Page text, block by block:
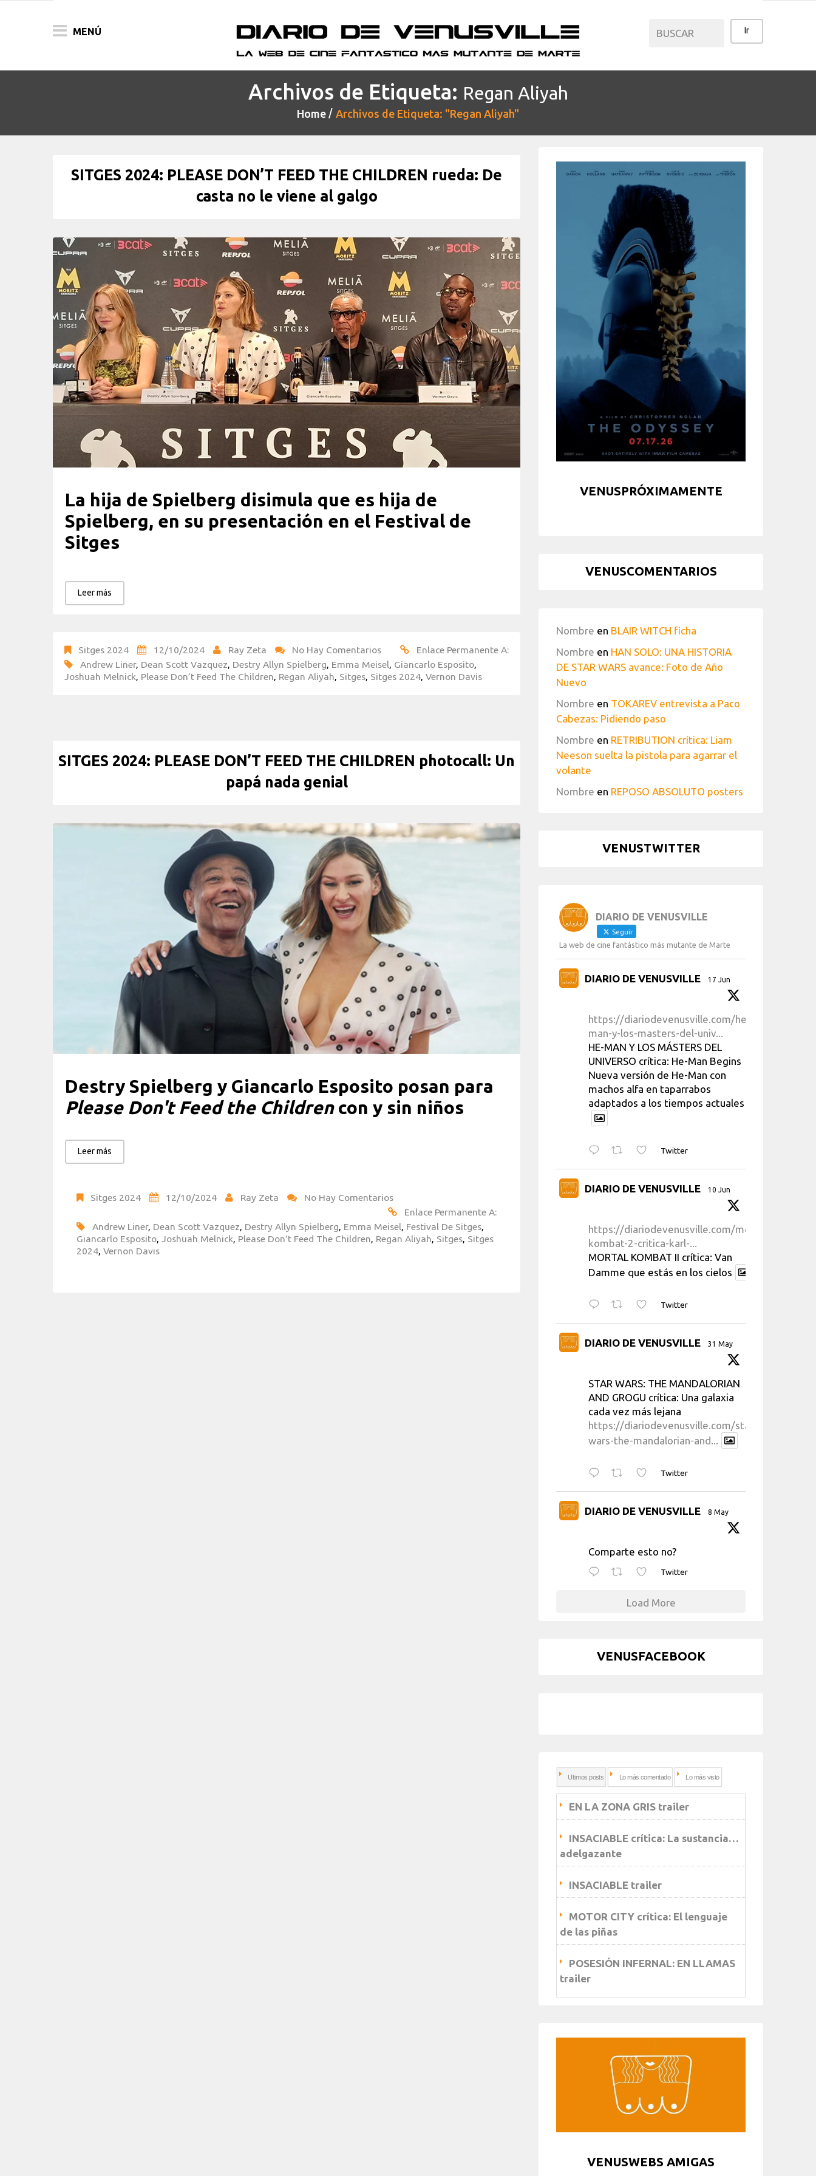
MENÚ
Archivos de Etiqueta: Regan Aliyah
Home Archivos de Etiqueta: "Regan Aliyah"
SITGES 2024: PLEASE DON’T FEED THE CHILDREN rueda: De
casta no le viene al galgo
La hija de Spielberg disimula que es hija de
Spielberg, en su presentación en el Festival de
Sitges
Leer más
Sitges 2024 12/10/2024 Ray Zeta No Hay Comentarios
Enlace Permanente A:
Andrew Liner, Dean Scott Vazquez, Destry Allyn Spielberg, Emma Meisel, Giancarlo Esposito,
Joshuah Melnick, Please Don’t Feed The Children, Regan Aliyah, Sitges, Sitges 2024, Vernon Davis
SITGES 2024: PLEASE DON’T FEED THE CHILDREN photocall: Un
papá nada genial
Destry Spielberg y Giancarlo Esposito posan para
Please Don't Feed the Childrencon y sin niños
Leer más
Sitges 2024 12/10/2024 Ray Zeta
No Hay Comentarios
Enlace Permanente A:
Andrew Liner, Dean Scott Vazquez, Destry Allyn Spielberg, Emma Meisel, Festival De Sitges,
Giancarlo Esposito, Joshuah Melnick, Please Don’t Feed The Children, Regan Aliyah, Sitges, Sitges
2024, Vernon Davis
VENUSPRÓXIMAMENTE
VENUSCOMENTARIOS
Nombre en BLAIR WITCH ficha
Nombre en HAN SOLO: UNA HISTORIA
DE STAR WARS avance: Foto de Año
Nuevo
Nombre en TOKAREV entrevista a Paco
Cabezas: Pidiendo paso
Nombre en RETRIBUTION crítica: Liam
Neeson suelta la pistola para agarrar el
volante
Nombre en REPOSO ABSOLUTO posters
VENUSTWITTER
DIARIO DE VENUSVILLE
Seguir
La web de cine fantástico más mutante de Marte
DIARIO DE VENUSVILLE 17 Jun
https://diariodevenusville.com/he-
man-y-los-masters-del-univ...
HE-MAN Y LOS MÁSTERS DEL
UNIVERSO crítica: He-Man Begins
Nueva versión de He-Man con
machos alfa en taparrabos
adaptados a los tiempos actuales
Twitter
DIARIO DE VENUSVILLE 10 Jun
https://diariodevenusville.com/mortal-
kombat-2-critica-karl-...
MORTAL KOMBAT II crítica: Van
Damme que estás en los cielos
Twitter
DIARIO DE VENUSVILLE 31 May
STAR WARS: THE MANDALORIAN
AND GROGU crítica: Una galaxia
cada vez más lejana
https://diariodevenusville.com/star-
wars-the-mandalorian-and...
Twitter
DIARIO DE VENUSVILLE 8 May
Comparte esto no?
Twitter
Load More
VENUSFACEBOOK
Ultimos posts Lo más comentado Lo más visto
EN LA ZONA GRIS trailer
INSACIABLE crítica: La sustancia…
adelgazante
INSACIABLE trailer
MOTOR CITY crítica: El lenguaje
de las piñas
POSESIÓN INFERNAL: EN LLAMAS
trailer
VENUSWEBS AMIGAS
FESTIVALES